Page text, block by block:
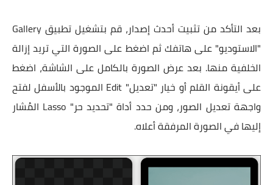
بعد التأكد من تثبيت أحدث إصدار، قم بتشغيل تطبيق Gallery
"الاستوديو" على هاتفك ثم اضغط على الصورة التي تريد إزالة
الخلفية منها. بعد عرض الصورة بالكامل على الشاشة، اضغط
على أيقونة القلم أو خيار "تعديل" Edit الموجود بالأسفل لفتح
واجهة تعديل الصور، ومن حدد أداة "تحديد حر" Lasso المُشار
إليها في الصورة المرفقة أعلاه.